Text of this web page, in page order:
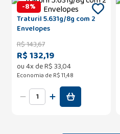
-8%
Traturil 5.631g/8g com 2
Envelopes
R$143,67
R$ 132,19
ou4x deR$33,04
Economia de R$ 11,48